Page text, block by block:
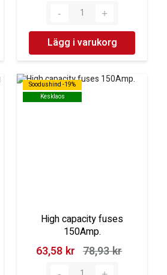
Lägg i varukorg
Soodushind -19%
Kesklaos
Soodushind -19%
Kesklaos
High capacity fuses
150Amp.
63,58 kr‎ 78,93 kr‎